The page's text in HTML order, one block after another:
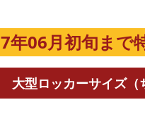
年06月初旬まで
大型ロッカーサイズ（